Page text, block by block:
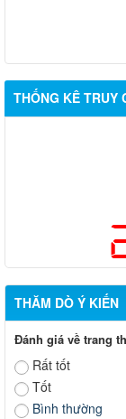
THỐNG KÊ TRUY
THĂM DÒ Ý KIẾN
Đánh giá về trang
Rất tốt
Tốt
Bình thường